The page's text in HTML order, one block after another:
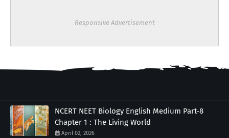
Responsive Advertisement
NCERT NEET Biology English Medium Part-8
Chapter 1 : The Living World
April 02, 2026